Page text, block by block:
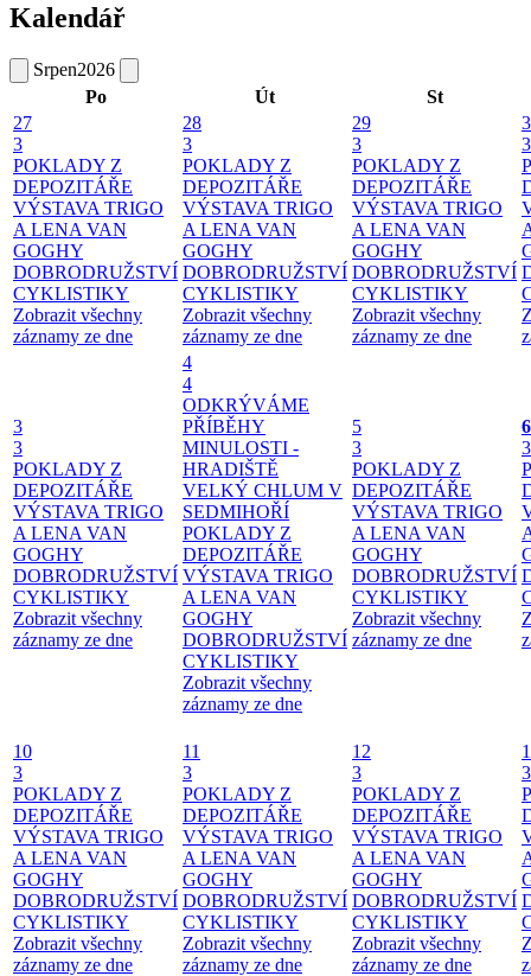
Kalendář
Srpen2026
Po
Út
St
27
3
POKLADY Z
DEPOZITÁŘE
VÝSTAVA TRIGO
A LENA VAN
GOGHY
DOBRODRUŽSTVÍ
CYKLISTIKY
Zobrazit všechny
záznamy ze dne
28
3
POKLADY Z
DEPOZITÁŘE
VÝSTAVA TRIGO
A LENA VAN
GOGHY
DOBRODRUŽSTVÍ
CYKLISTIKY
Zobrazit všechny
záznamy ze dne
29
3
POKLADY Z
DEPOZITÁŘE
VÝSTAVA TRIGO
A LENA VAN
GOGHY
DOBRODRUŽSTVÍ
CYKLISTIKY
Zobrazit všechny
záznamy ze dne
3
3
3
POKLADY Z
DEPOZITÁŘE
VÝSTAVA TRIGO
A LENA VAN
GOGHY
DOBRODRUŽSTVÍ
CYKLISTIKY
Zobrazit všechny
záznamy ze dne
4
4
ODKRÝVÁME
PŘÍBĚHY
MINULOSTI -
HRADIŠTĚ
VELKÝ CHLUM V
SEDMIHOŘÍ
POKLADY Z
DEPOZITÁŘE
VÝSTAVA TRIGO
A LENA VAN
GOGHY
DOBRODRUŽSTVÍ
CYKLISTIKY
Zobrazit všechny
záznamy ze dne
5
3
POKLADY Z
DEPOZITÁŘE
VÝSTAVA TRIGO
A LENA VAN
GOGHY
DOBRODRUŽSTVÍ
CYKLISTIKY
Zobrazit všechny
záznamy ze dne
6
3
10
3
POKLADY Z
DEPOZITÁŘE
VÝSTAVA TRIGO
A LENA VAN
GOGHY
DOBRODRUŽSTVÍ
CYKLISTIKY
Zobrazit všechny
záznamy ze dne
11
3
POKLADY Z
DEPOZITÁŘE
VÝSTAVA TRIGO
A LENA VAN
GOGHY
DOBRODRUŽSTVÍ
CYKLISTIKY
Zobrazit všechny
záznamy ze dne
12
3
POKLADY Z
DEPOZITÁŘE
VÝSTAVA TRIGO
A LENA VAN
GOGHY
DOBRODRUŽSTVÍ
CYKLISTIKY
Zobrazit všechny
záznamy ze dne
3